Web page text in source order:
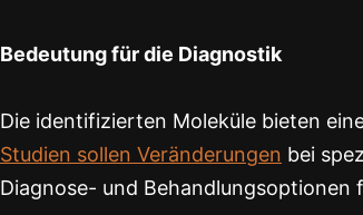
Bedeutung für die Diagnostik
Die identifizierten Moleküle bieten
Studien sollen Veränderungen bei
Diagnose- und Behandlungsoptionen